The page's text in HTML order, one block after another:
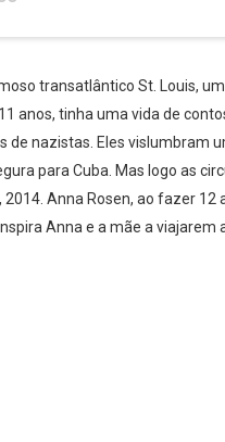
transatlântico St. Louis,
anos, tinha uma vida de
nazistas. Eles vislumbram
para Cuba. Mas logo as
Anna Rosen, ao fazer 12
Anna e a mãe a viajarem